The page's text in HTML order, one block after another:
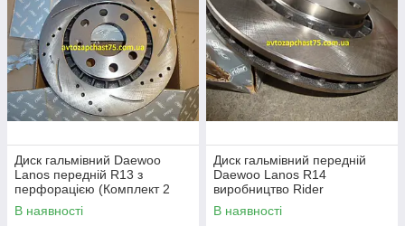
Диск гальмівний Daewoo
Lanos передній R13 з
перфорацією (Комплект 2
штуки) виробництво Rider,
Угорщина
В наявності
Диск гальмівний передній
Daewoo Lanos R14
виробництво Rider
В наявності